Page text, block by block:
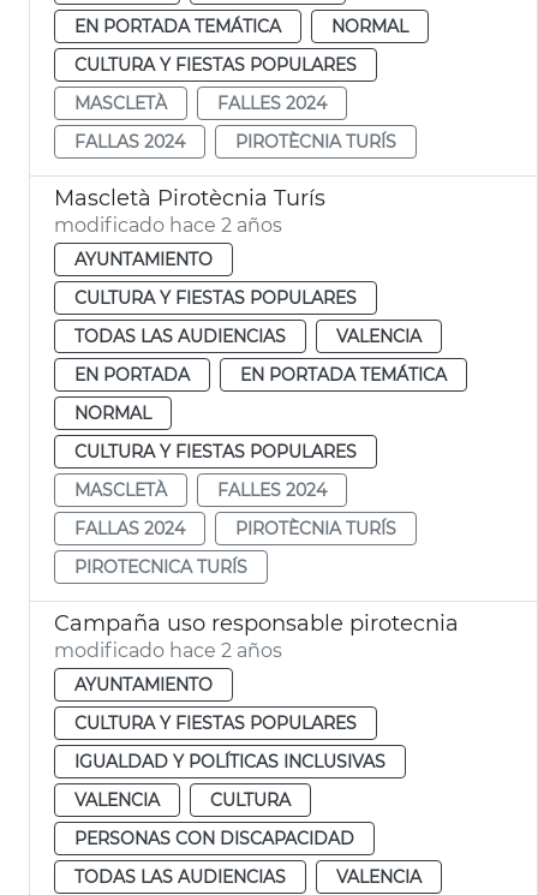
EN PORTADA TEMÁTICA
NORMAL
CULTURA Y FIESTAS POPULARES
MASCLETÀ
FALLES 2024
FALLAS 2024
PIROTÈCNIA TURÍS
Mascletà Pirotècnia Turís
modificado hace 2 años
AYUNTAMIENTO
CULTURA Y FIESTAS POPULARES
TODAS LAS AUDIENCIAS
VALENCIA
EN PORTADA
EN PORTADA TEMÁTICA
NORMAL
CULTURA Y FIESTAS POPULARES
MASCLETÀ
FALLES 2024
FALLAS 2024
PIROTÈCNIA TURÍS
PIROTECNICA TURÍS
Campaña uso responsable pirotecnia
modificado hace 2 años
AYUNTAMIENTO
CULTURA Y FIESTAS POPULARES
IGUALDAD Y POLÍTICAS INCLUSIVAS
VALENCIA
CULTURA
PERSONAS CON DISCAPACIDAD
TODAS LAS AUDIENCIAS
VALENCIA